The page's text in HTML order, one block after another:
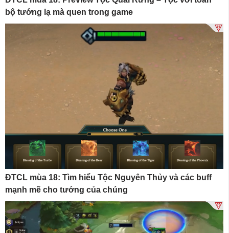
bộ tướng lạ mà quen trong game
ĐTCL mùa 18: Tìm hiểu Tộc Nguyên Thủy và các buff
mạnh mẽ cho tướng của chúng